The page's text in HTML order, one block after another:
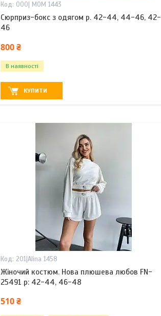
000| MOM 1443
Сюрприз-бокс з одягом р. 42-44, 44-46, 42-
46
800 ₴
В наявності
КУПИТИ
201|Alina 1458
Жіночий костюм. Нова плюшева любов FN-
25491 р: 42-44, 46-48
510 ₴